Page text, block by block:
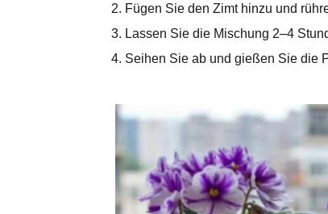
Fügen Sie den Zimt hinzu und
Lassen Sie die Mischung 2–4
Seihen Sie ab und gießen Sie die